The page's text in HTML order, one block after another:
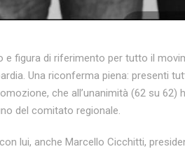
e figura di riferimento per tutto il
Una riconferma piena: presenti
che all’unanimità (62 su
del comitato regionale.
lui, anche Marcello Cicchitti,